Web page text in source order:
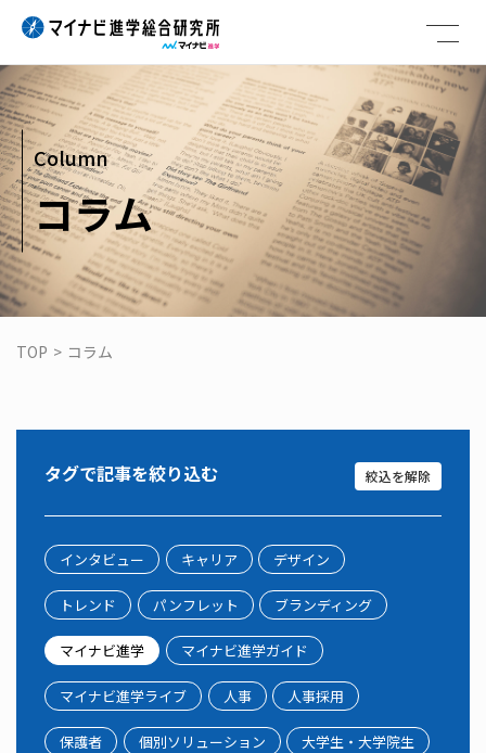
Column
コラム
TOP > コラム
タグで記事を絞り込む 絞込を解除
インタビュー キャリア デザイン
トレンド パンフレット ブランディング
マイナビ進学 マイナビ進学ガイド
マイナビ進学ライブ 人事 人事採用
保護者 個別ソリューション 大学生・大学院生